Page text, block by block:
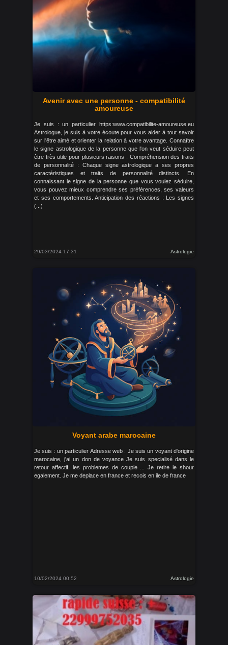
Avenir avec une personne - compatibilité
amoureuse
Je suis : un particulier https:www.compatibilite-amoureuse.eu
Astrologue, je suis à votre écoute pour vous aider à tout savoir
sur l'être aimé et orienter la relation à votre avantage. Connaître
le signe astrologique de la personne que l'on veut séduire peut
être très utile pour plusieurs raisons : Compréhension des traits
de personnalité : Chaque signe astrologique a ses propres
caractéristiques et traits de personnalité distincts. En
connaissant le signe de la personne que vous voulez séduire,
vous pouvez mieux comprendre ses préférences, ses valeurs
et ses comportements. Anticipation des réactions : Les signes
(...)
29/03/2024 17:31 Astrologie
Voyant arabe marocaine
Je suis : un particulier Adresse web : Je suis un voyant d'origine
marocaine, j'ai un don de voyance Je suis specialisé dans le
retour affectif, les problemes de couple ... Je retire le shour
egalement. Je me deplace en france et recois en ile de france
10/02/2024 00:52 Astrologie